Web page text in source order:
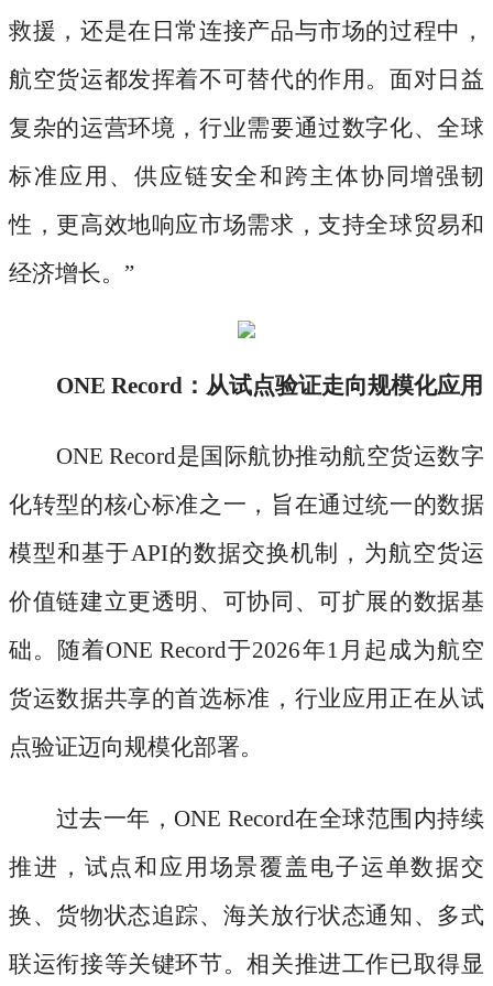
救援，还是在日常连接产品与市场的过程中，
航空货运都发挥着不可替代的作用。面对日益
复杂的运营环境，行业需要通过数字化、全球
标准应用、供应链安全和跨主体协同增强韧
性，更高效地响应市场需求，支持全球贸易和
经济增长。”
ONE Record：从试点验证走向规模化应用
ONE Record是国际航协推动航空货运数字
化转型的核心标准之一，旨在通过统一的数据
模型和基于API的数据交换机制，为航空货运
价值链建立更透明、可协同、可扩展的数据基
础。随着ONE Record于2026年1月起成为航空
货运数据共享的首选标准，行业应用正在从试
点验证迈向规模化部署。
过去一年，ONE Record在全球范围内持续
推进，试点和应用场景覆盖电子运单数据交
换、货物状态追踪、海关放行状态通知、多式
联运衔接等关键环节。相关推进工作已取得显